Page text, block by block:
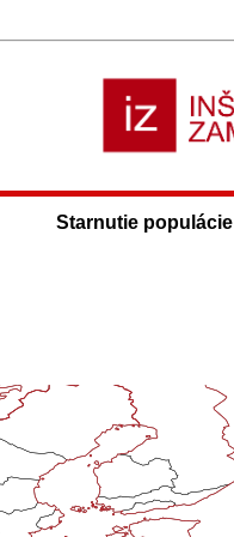
Starnutie populácie